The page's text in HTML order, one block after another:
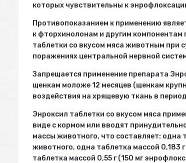
которых чувствительны к
Противопоказанием к применению
к фторхинолонам и другим
таблетки со вкусом мяса животным при
поражениях центральной нервной
Запрещается применение препарата
щенкам моложе 12 месяцев (щенкам
воздействия на хрящевую ткань в
Энроксил таблетки со вкусом мяса
виде с кормом или вводят
массы животного, что составляет: одна
животного, одна таблетка массой 0,183
таблетка массой 0,55 г (150 мг